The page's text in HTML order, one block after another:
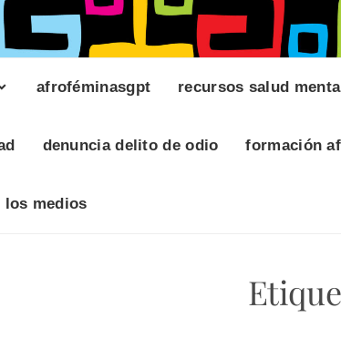
afroféminasgpt recursos salud
denuncia delito de odio formación
medios